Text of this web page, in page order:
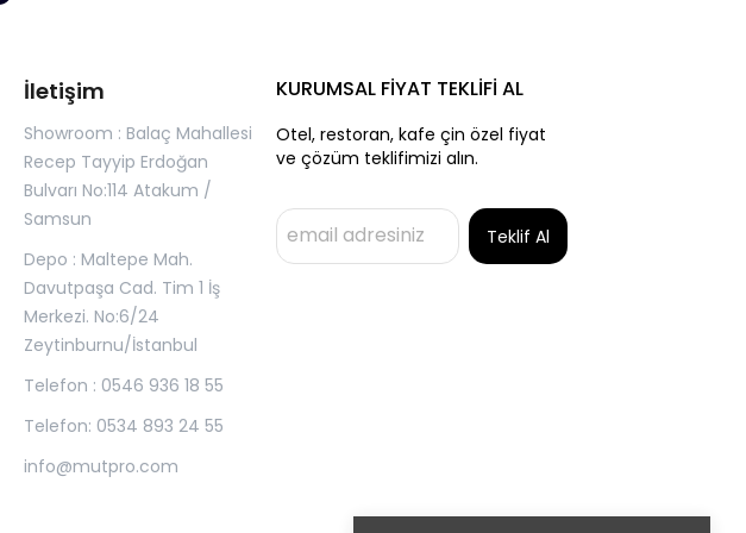
İletişim
Showroom : Balaç Mahallesi
Recep Tayyip Erdoğan
Bulvarı No:114 Atakum /
Samsun
Depo : Maltepe Mah.
Davutpaşa Cad. Tim 1 İş
Merkezi. No:6/24
Zeytinburnu/İstanbul
Telefon : 0546 936 18 55
Telefon: 0534 893 24 55
info@mutpro.com
KURUMSAL FİYAT TEKLİFİ AL
Otel, restoran, kafe çin özel fiyat
ve çözüm teklifimizi alın.
Teklif Al